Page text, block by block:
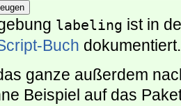
labeling ist in
Buch dokumentiert.
ganze außerdem
Beispiel auf das